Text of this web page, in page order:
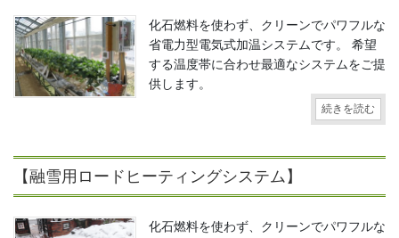
化石燃料を使わず、クリーンでパワフルな
省電力型電気式加温システムです。 希望
する温度帯に合わせ最適なシステムをご提
供します。
続きを読む
【融雪用ロードヒーティングシステム】
化石燃料を使わず、クリーンでパワフルな